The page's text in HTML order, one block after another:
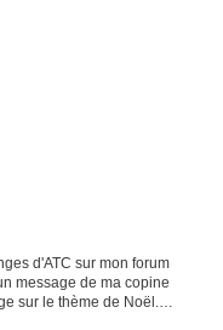
d'ATC sur mon forum
message de ma copine
sur le thème de Noël.